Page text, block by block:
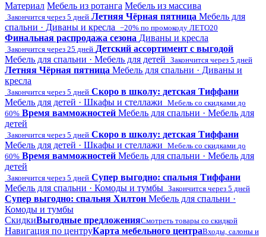
Материал Мебель из ротанга Мебель из массива
Закончится через 5 дней Летняя Чёрная пятница Мебель для
спальни · Диваны и кресла −20% по промокоду ЛЕТО20
Финальная распродажа сезона Диваны и кресла
Закончится через 25 дней Детский ассортимент с выгодой
Мебель для спальни · Мебель для детей Закончится через 5 дней
Летняя Чёрная пятница Мебель для спальни · Диваны и
кресла
Закончится через 5 дней Скоро в школу: детская Тиффани
Мебель для детей · Шкафы и стеллажи Мебель со скидками до
60% Время вамможностей Мебель для спальни · Мебель для
детей
Закончится через 5 дней Скоро в школу: детская Тиффани
Мебель для детей · Шкафы и стеллажи Мебель со скидками до
60% Время вамможностей Мебель для спальни · Мебель для
детей
Закончится через 5 дней Супер выгодно: спальня Тиффани
Мебель для спальни · Комоды и тумбы Закончится через 5 дней
Супер выгодно: спальня Хилтон Мебель для спальни ·
Комоды и тумбы
СкидкиВыгодные предложенияСмотреть товары со скидкой
Навигация по центруКарта мебельного центраВходы, салоны и